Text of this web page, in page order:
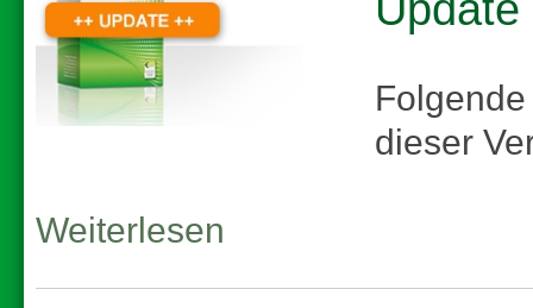
dieser
Weiterlesen